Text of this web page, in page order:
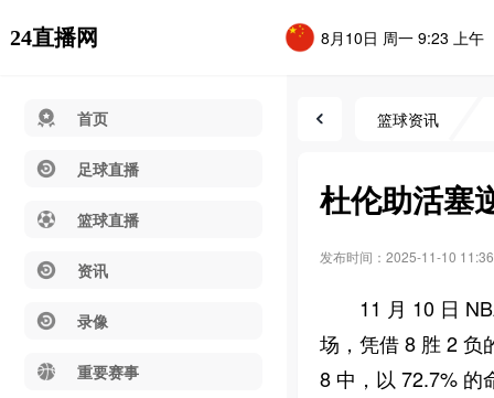
24直播网 8月10日 周一 9:23 上午
首页
足球直播
篮球直播
资讯
录像
重要赛事
篮球资讯
杜伦助活塞
发布时间：2025-11-10 11:36
11 月 10 日
场，凭借 8 胜 2 负
8 中，以 72.7% 的